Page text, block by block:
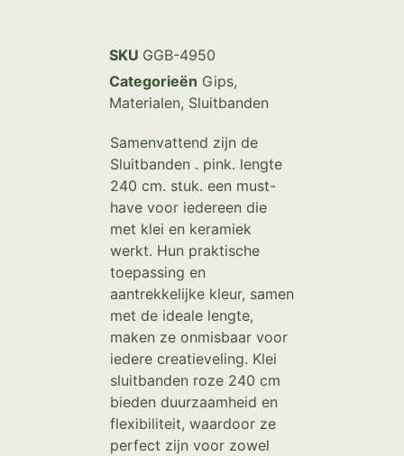
SKU GGB-4950
Categorieën Gips,
Materialen, Sluitbanden
Samenvattend zijn de
Sluitbanden . pink. lengte
240 cm. stuk. een must-
have voor iedereen die
met klei en keramiek
werkt. Hun praktische
toepassing en
aantrekkelijke kleur, samen
met de ideale lengte,
maken ze onmisbaar voor
iedere creatieveling. Klei
sluitbanden roze 240 cm
bieden duurzaamheid en
flexibiliteit, waardoor ze
perfect zijn voor zowel